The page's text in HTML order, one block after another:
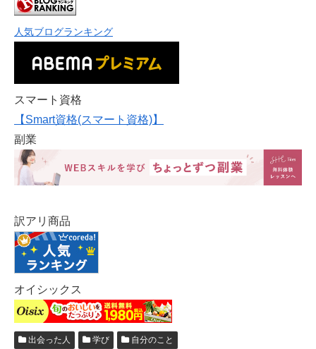
人気ブログランキング
スマート資格
【Smart資格(スマート資格)】
副業
訳アリ商品
オイシックス
出会った人 学び 自分のこと